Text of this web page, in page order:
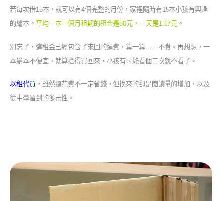
若每次借15本，就可以有4個完整的月份，家裡隨時有15本小孩有興趣
的繪本。 平均一本一個月租期的租金是50元，一天是1.67元 。
別忘了，這租金已經包含了來回的運費，算一算……不貴。再想想，一
本繪本不便宜，就算捨得買回來，小孩有可能看個二次就不看了。
以租代買 ，雖然總花費不一定省錢，但換來的卻是閱讀量的增加，以及
從中學習到的多元性。